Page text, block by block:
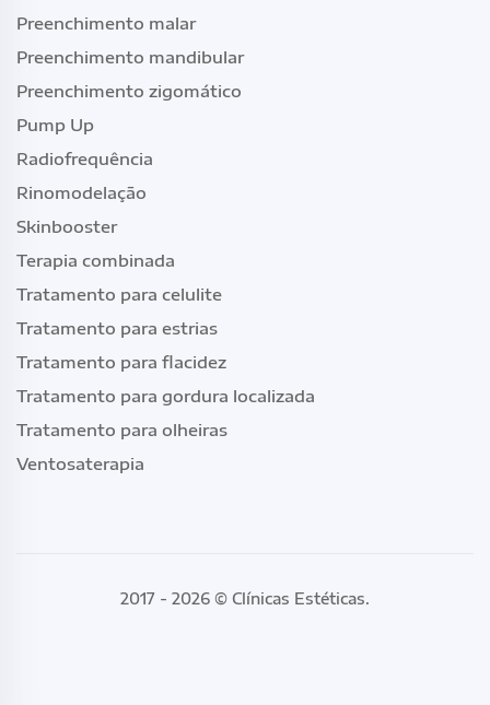
Preenchimento malar
Preenchimento mandibular
Preenchimento zigomático
Pump Up
Radiofrequência
Rinomodelação
Skinbooster
Terapia combinada
Tratamento para celulite
Tratamento para estrias
Tratamento para flacidez
Tratamento para gordura localizada
Tratamento para olheiras
Ventosaterapia
2017 - 2026 © Clínicas Estéticas.